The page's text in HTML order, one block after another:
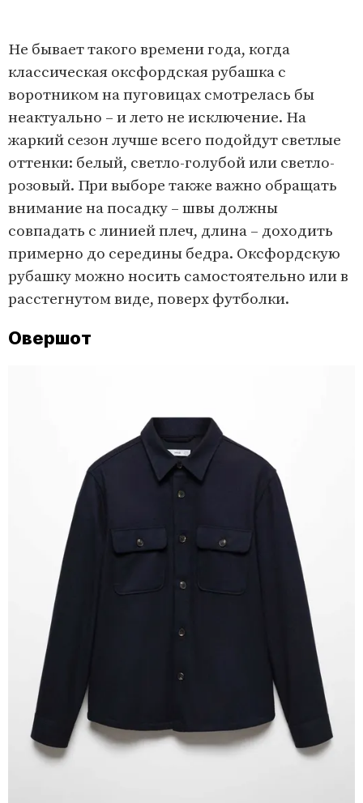
Не бывает такого времени года, когда
классическая оксфордская рубашка с
воротником на пуговицах смотрелась бы
неактуально – и лето не исключение. На
жаркий сезон лучше всего подойдут светлые
оттенки: белый, светло-голубой или светло-
розовый. При выборе также важно обращать
внимание на посадку – швы должны
совпадать с линией плеч, длина – доходить
примерно до середины бедра. Оксфордскую
рубашку можно носить самостоятельно или в
расстегнутом виде, поверх футболки.
Овершот